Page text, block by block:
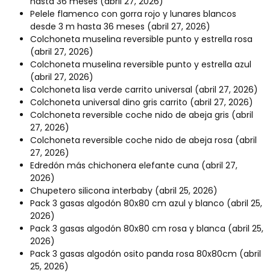
Pelele flamenco con gorra rojo y lunares blancos
desde 3 m hasta 36 meses (abril 27, 2026)
Colchoneta muselina reversible punto y estrella rosa
(abril 27, 2026)
Colchoneta muselina reversible punto y estrella azul
(abril 27, 2026)
Colchoneta lisa verde carrito universal (abril 27, 2026)
Colchoneta universal dino gris carrito (abril 27, 2026)
Colchoneta reversible coche nido de abeja gris (abril
27, 2026)
Colchoneta reversible coche nido de abeja rosa (abril
27, 2026)
Edredón más chichonera elefante cuna (abril 27,
2026)
Chupetero silicona interbaby (abril 25, 2026)
Pack 3 gasas algodón 80x80 cm azul y blanco (abril 25,
2026)
Pack 3 gasas algodón 80x80 cm rosa y blanca (abril 25,
2026)
Pack 3 gasas algodón osito panda rosa 80x80cm (abril
25, 2026)